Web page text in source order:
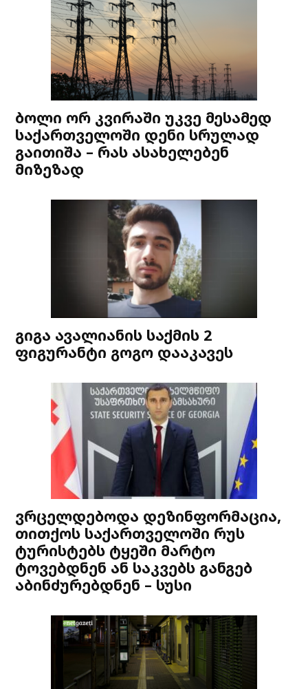
ბოლი ორ კვირაში უკვე მესამედ
საქართველოში დენი სრულად
გაითიშა – რას ასახელებენ
მიზეზად
გიგა ავალიანის საქმის 2
ფიგურანტი გოგო დააკავეს
ვრცელდებოდა დეზინფორმაცია,
თითქოს საქართველოში რუს
ტურისტებს ტყეში მარტო
ტოვებდნენ ან საკვებს განგებ
აბინძურებდნენ – სუსი